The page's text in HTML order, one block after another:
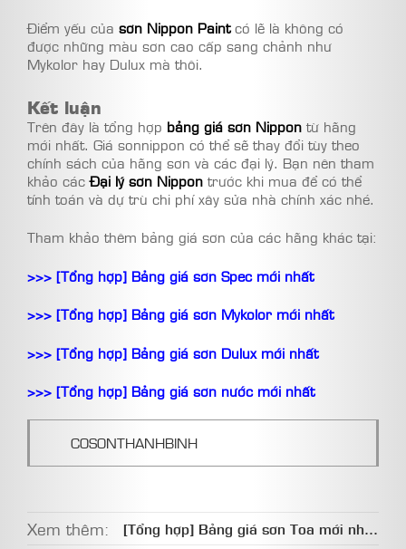
Điểm yếu của sơn Nippon Paintcó lẽ là không có
được những màu sơn cao cấp sang chảnh như
Mykolor hay Dulux mà thôi.
Kết luận
Trên đây là tổng hợp bảng giá sơn Nippon từ hãng
mới nhất. Giá sonnippon có thể sẽ thay đổi tùy theo
chính sách của hãng sơn và các đại lý. Bạn nên tham
khảo cácĐại lý sơn Nippon trước khi mua để có thể
tính toán và dự trù chi phí xây sửa nhà chính xác nhé.
Tham khảo thêm bảng giá sơn của các hãng khác tại:
>>> [Tổng hợp] Bảng giá sơn Spec mới nhất
>>> [Tổng hợp] Bảng giá sơn Mykolor mới nhất
>>> [Tổng hợp] Bảng giá sơn Dulux mới nhất
>>> [Tổng hợp] Bảng giá sơn nước mới nhất
COSONTHANHBINH
Xem thêm: [Tổng hợp] Bảng giá sơn Toa mới nhất